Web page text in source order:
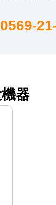
0569-
器